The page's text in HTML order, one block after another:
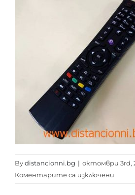
Bydistancionni.bg | октомври 3rd,
Коментарите са изключени